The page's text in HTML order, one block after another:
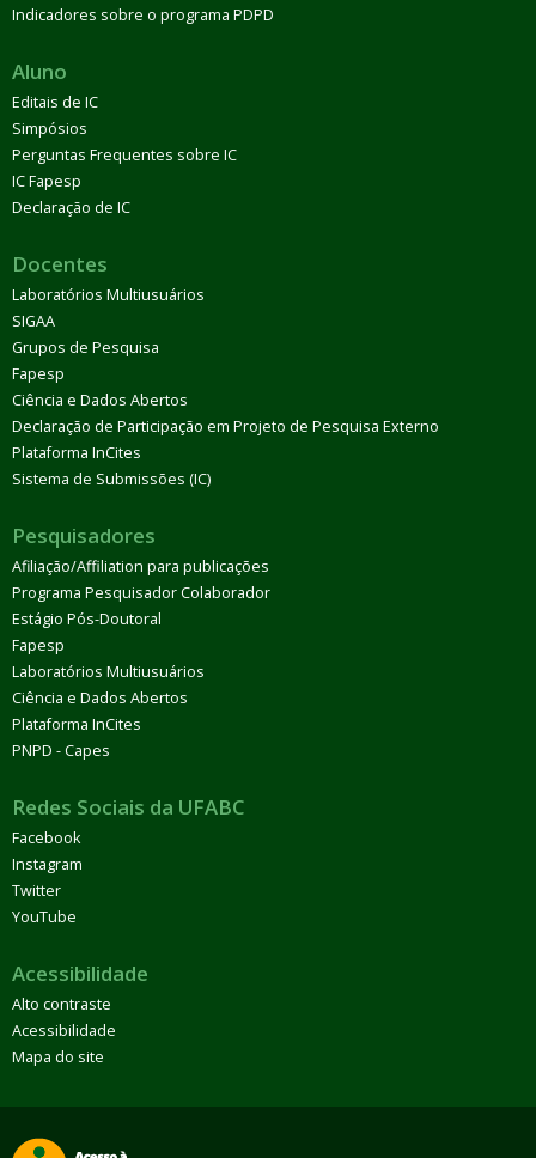
Indicadores sobre o programa PDPD
Aluno
Editais de IC
Simpósios
Perguntas Frequentes sobre IC
IC Fapesp
Declaração de IC
Docentes
Laboratórios Multiusuários
SIGAA
Grupos de Pesquisa
Fapesp
Ciência e Dados Abertos
Declaração de Participação em Projeto de Pesquisa Externo
Plataforma InCites
Sistema de Submissões (IC)
Pesquisadores
Afiliação/Affiliation para publicações
Programa Pesquisador Colaborador
Estágio Pós-Doutoral
Fapesp
Laboratórios Multiusuários
Ciência e Dados Abertos
Plataforma InCites
PNPD - Capes
Redes Sociais da UFABC
Facebook
Instagram
Twitter
YouTube
Acessibilidade
Alto contraste
Acessibilidade
Mapa do site